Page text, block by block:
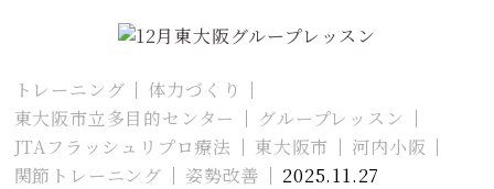
トレーニング
体力づくり
東大阪市立多目的センター
グループレッスン
JTAフラッシュリプロ療法
東大阪市
河内小阪
関節トレーニング
姿勢改善 2025.11.27